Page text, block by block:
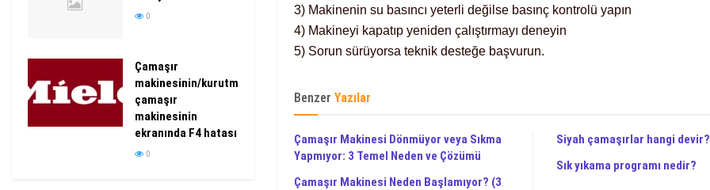
3) Makinenin su basıncı yeterli değilse basınç kontrolü yapın
4) Makineyi kapatıp yeniden çalıştırmayı deneyin
5) Sorun sürüyorsa teknik desteğe başvurun.
Benzer Yazılar
Çamaşır Makinesi Dönmüyor veya Sıkma
Yapmıyor: 3 Temel Neden ve Çözümü
Çamaşır Makinesi Neden Başlamıyor? (3
Siyah çamaşırlar hangi devir?
Sık yıkama programı nedir?
0
Çamaşır
makinesinin/kurutmalı
çamaşır
makinesinin
ekranında F4 hatası
0